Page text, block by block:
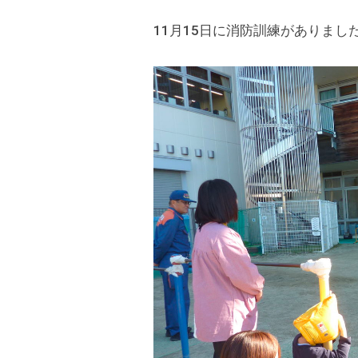
保
育
所
公
ホ
ー
ペ
ー
ジ
で
す
。
春
日
部
s
t
a
d
m
i
n
11月15日に消防訓練がありまし